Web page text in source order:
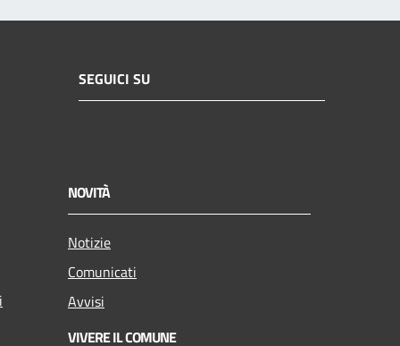
SEGUICI SU
NOVITÀ
Notizie
Comunicati
Avvisi
VIVERE IL COMUNE